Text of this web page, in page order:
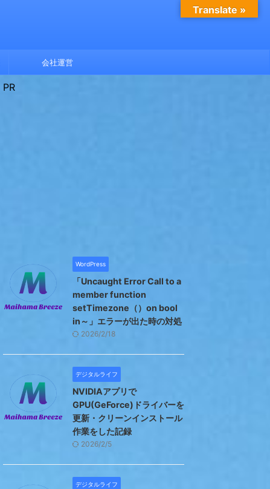
会社運営
PR
WordPress
「Uncaught Error Call to a
member function
setTimezone（）on bool
in～」エラーが出た時の対処
2026/2/18
デジタルライフ
NVIDIAアプリで
GPU(GeForce)ドライバーを
更新・クリーンインストール
作業をした記録
2026/2/5
デジタルライフ
Translate »